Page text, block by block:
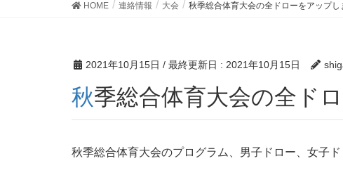
HOME 連絡情報 大会 秋季総合体育大会の全ドローをアップし
2021年10月15日 / 最終更新日 : 2021年10月15日
秋季総合体育大会の全ド
秋季総合体育大会のプログラム、男子ドロー、女子ド